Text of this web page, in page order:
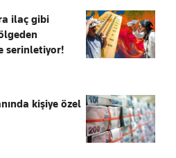
ilaç gibi
serinletiyor!
kişiye özel